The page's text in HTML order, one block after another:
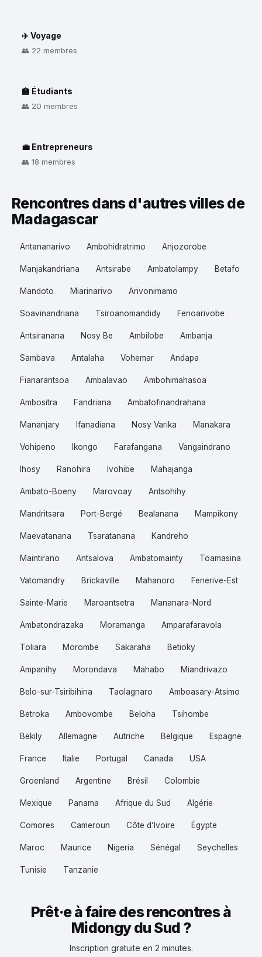
✈️ Voyage
👥 22 membres
🏫 Étudiants
👥 20 membres
💼 Entrepreneurs
👥 18 membres
Rencontres dans d'autres villes de
Madagascar
Antananarivo Ambohidratrimo Anjozorobe
Manjakandriana Antsirabe Ambatolampy Betafo
Mandoto Miarinarivo Arivonimamo
Soavinandriana Tsiroanomandidy Fenoarivobe
Antsiranana Nosy Be Ambilobe Ambanja
Sambava Antalaha Vohemar Andapa
Fianarantsoa Ambalavao Ambohimahasoa
Ambositra Fandriana Ambatofinandrahana
Mananjary Ifanadiana Nosy Varika Manakara
Vohipeno Ikongo Farafangana Vangaindrano
Ihosy Ranohira Ivohibe Mahajanga
Ambato-Boeny Marovoay Antsohihy
Mandritsara Port-Bergé Bealanana Mampikony
Maevatanana Tsaratanana Kandreho
Maintirano Antsalova Ambatomainty Toamasina
Vatomandry Brickaville Mahanoro Fenerive-Est
Sainte-Marie Maroantsetra Mananara-Nord
Ambatondrazaka Moramanga Amparafaravola
Toliara Morombe Sakaraha Betioky
Ampanihy Morondava Mahabo Miandrivazo
Belo-sur-Tsiribihina Taolagnaro Amboasary-Atsimo
Betroka Ambovombe Beloha Tsihombe
Bekily Allemagne Autriche Belgique Espagne
France Italie Portugal Canada USA
Groenland Argentine Brésil Colombie
Mexique Panama Afrique du Sud Algérie
Comores Cameroun Côte d’Ivoire Égypte
Maroc Maurice Nigeria Sénégal Seychelles
Tunisie Tanzanie
Prêt·e à faire des rencontres à
Midongy du Sud ?
Inscription gratuite en 2 minutes.